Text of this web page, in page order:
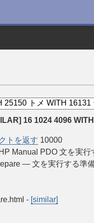
16 1024 4096
トを返す 10000
Manual PDO 文を実
— 文を実行する準
- [similar]